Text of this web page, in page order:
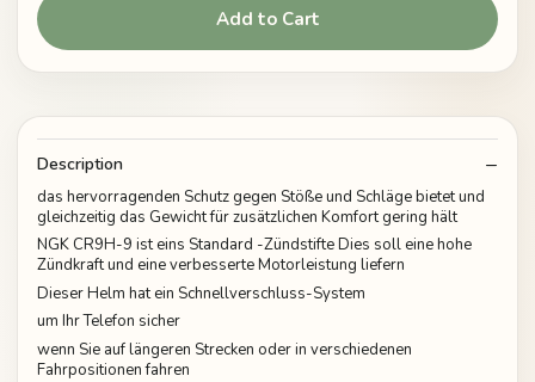
Add to Cart
Description
das hervorragenden Schutz gegen Stöße und Schläge bietet und
gleichzeitig das Gewicht für zusätzlichen Komfort gering hält
NGK CR9H-9 ist eins Standard -Zündstifte Dies soll eine hohe
Zündkraft und eine verbesserte Motorleistung liefern
Dieser Helm hat ein Schnellverschluss-System
um Ihr Telefon sicher
wenn Sie auf längeren Strecken oder in verschiedenen
Fahrpositionen fahren